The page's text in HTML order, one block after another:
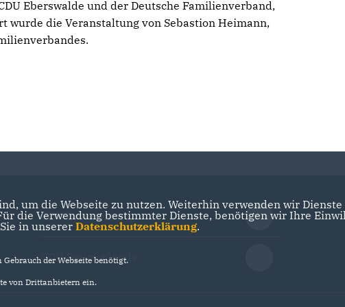
Eberswalde und der Deutsche Familienverband,
wurde die Veranstaltung von Sebastion Heimann,
CDU Brandenburg
CDU Deutschlands
um die Webseite zu nutzen. Weiterhin verwenden wir
die Verwendung bestimmter Dienste, benötigen wir Ihre
in unserer Datenschutzerklärung.
der Webseite benötigt.
von Drittanbietern ein.